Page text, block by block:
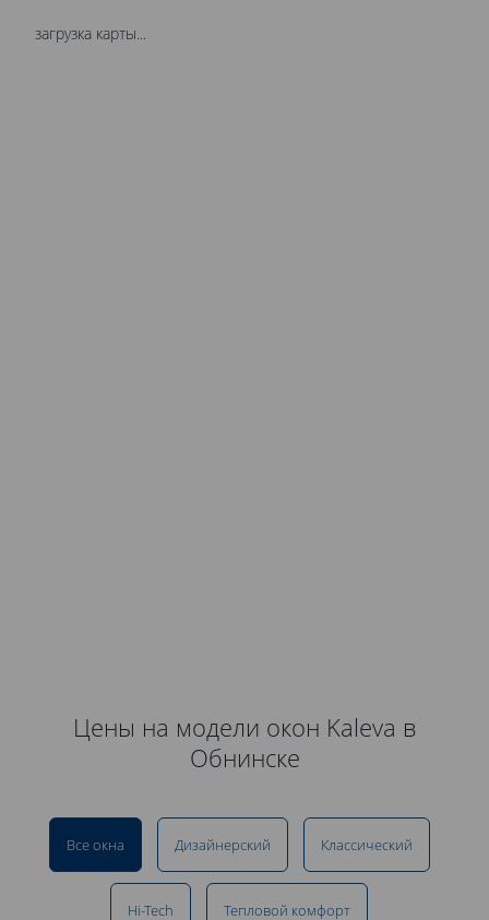
загрузка карты...
Цены на модели окон Kaleva в
Обнинске
Все окна Дизайнерский Классический
Hi-Tech Тепловой комфорт